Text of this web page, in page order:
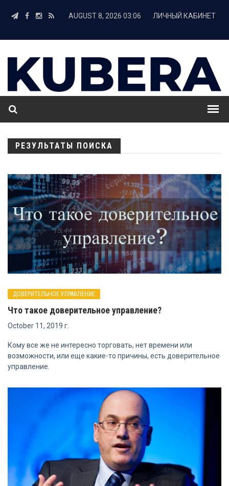
AUGUST 8, 2026 03:06 ЛИЧНЫЙ КАБИНЕТ
РЕЗУЛЬТАТЫ ПОИСКА
ДОВЕРИТЕЛЬНОЕ УПРАВЛЕНИЕ
Что такое доверительное управление?
October 11, 2019 г.
Кому все же не интересно торговать, нет времени или
возможности, или еще какие-то причины, есть доверительное
управление.